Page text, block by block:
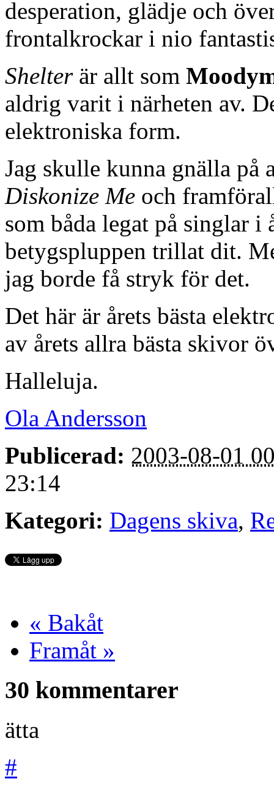
desperation, glädje och
frontalkrockar i nio
Shelterär allt som
aldrig varit i närheten av.
elektroniska form.
Jag skulle kunna gnälla på
Diskonize Me och
som båda legat på singlar i
betygspluppen trillat dit.
jag borde få stryk för det.
Det här är årets bästa
av årets allra bästa skivor
Halleluja.
Ola Andersson
Publicerad: 2003-08-01
23:14
Kategori: Dagens skiva,
« Bakåt
Framåt »
30 kommentarer
ätta
#